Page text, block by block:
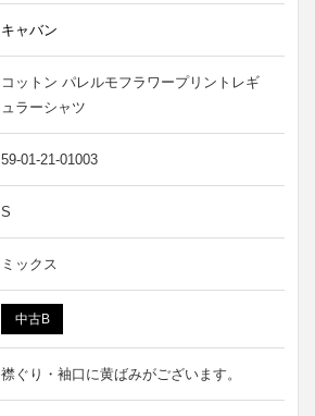
キャバン
コットン パレルモフラワープリントレギ
ュラーシャツ
59-01-21-01003
S
ミックス
中古B
襟ぐり・袖口に黄ばみがございます。